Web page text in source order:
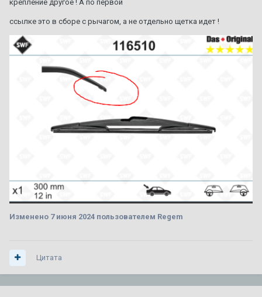
крепление другое ! А по первой
ссылке это в сборе с рычагом, а не отдельно щетка идет !
Изменено 7 июня 2024 пользователем Regem
Цитата